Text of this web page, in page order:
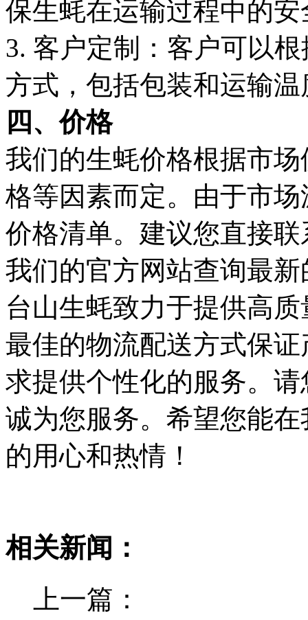
保生蚝在运输过程中的
3. 客户定制：客户可以
方式，包括包装和运输温
四、价格
我们的生蚝价格根据市
格等因素而定。由于市
价格清单。建议您直接
我们的官方网站查询最
台山生蚝致力于提供高
最佳的物流配送方式保
求提供个性化的服务。
诚为您服务。希望您能
的用心和热情！
相关新闻：
上一篇：